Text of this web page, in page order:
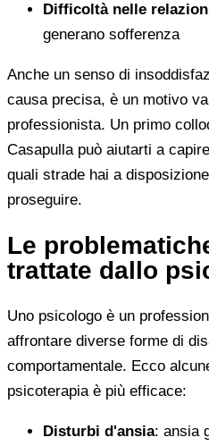
Difficoltà nelle
generano sofferenza
Anche un senso di
causa precisa, è un motivo
professionista. Un primo
Casapulla può aiutarti a
quali strade hai a
proseguire.
Le
trattate dallo
Uno psicologo è un
affrontare diverse forme di
comportamentale. Ecco
psicoterapia è più efficace:
Disturbi d'ansia: ansia